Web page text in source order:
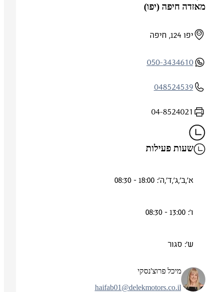
מאזדה חיפה (יפו)
יפו 124, חיפה
050-3434610
048524539
04-8524021
שעות פעילות
א',ב',ג',ד',ה': 18:00 - 08:30
ש': סגור
מיכל פרוצ'נסקי
haifab01@delekmotors.co.il